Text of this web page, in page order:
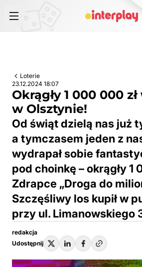
Loterie
23.12.2024 18:07
Okrągły 1 000 000
w Olsztynie!
Od świąt dzielą nas już
a tymczasem jeden z
wydrapał sobie
pod choinkę – okrągły 1
Zdrapce „Droga do
Szczęśliwy los kupił w
przy ul. Limanowskiego
redakcja
Udostępnij